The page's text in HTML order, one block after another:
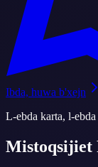
Ibda, huwa b'xejn
L-ebda karta, l-
Mistoqsijiet